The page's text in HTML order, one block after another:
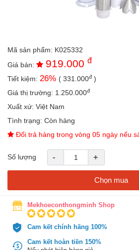
an
toàn
Bé
tắm
Bé
mà
học
cho
bố
dùng
nhà
Mã sản phẩm: K025332
Giá bán:
919.000 đ
Tiết kiệm: 26% ( 331.000đ )
Giá thị trường: 1.250.000đ
Xuất xứ: Việt Nam
Tình trạng: Còn hàng
Đổi trả hàng trong vòng 05 ngày nếu
Số lượng - +
Chọn mua
Mekhoeconthongminh Shop
Cam kết chính hãng 100%
Cam kết hoàn tiền 150%